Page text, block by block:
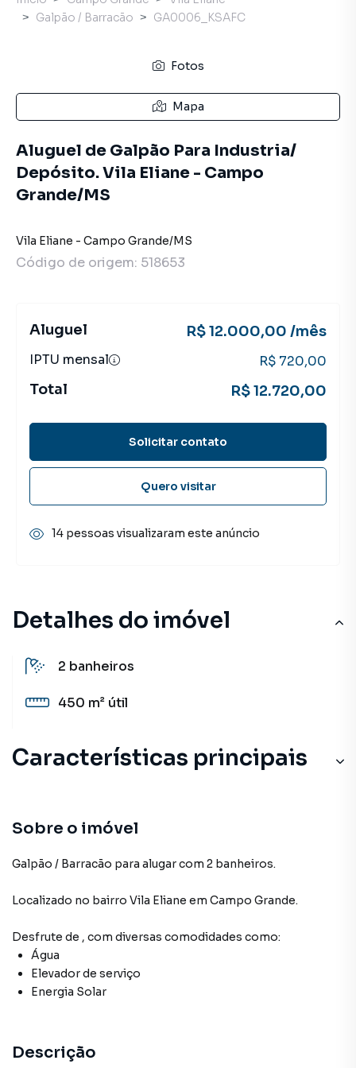
Detalhes do imóvel
2 banheiros
450 m² útil
Características principais
Sobre o imóvel
Galpão / Barracão para alugar com 2 banheiros.
Localizado no bairro Vila Eliane em Campo Grande.
Desfrute de , com diversas comodidades como:
Água
Elevador de serviço
Energia Solar
Descrição
Galpão / Barracão
GA0006_KSAFC
Fotos
Mapa
Aluguel de Galpão Para Industria/
Depósito. Vila Eliane - Campo
Grande/MS
Vila Eliane - Campo Grande/MS
Código de origem: 518653
Aluguel R$ 12.000,00 /mês
IPTU mensal R$ 720,00
Total R$ 12.720,00
Solicitar contato
Quero visitar
14 pessoas visualizaram este anúncio